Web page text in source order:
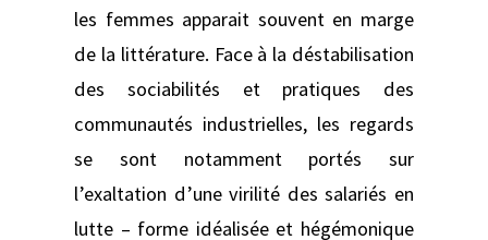
les femmes apparait souvent en marge
de la littérature. Face à la déstabilisation
des sociabilités et pratiques des
communautés industrielles, les regards
se sont notamment portés sur
l’exaltation d’une virilité des salariés en
lutte – forme idéalisée et hégémonique